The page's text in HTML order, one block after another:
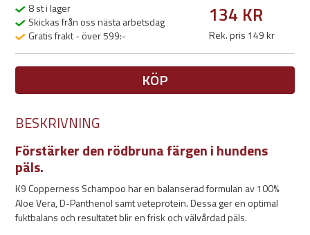
8 st i lager
Skickas från oss nästa arbetsdag
Gratis frakt - över 599:-
134 KR
Rek. pris 149 kr
KÖP
BESKRIVNING
Förstärker den rödbruna färgen i hundens
päls.
K9 Copperness Schampoo har en balanserad formulan av 100%
Aloe Vera, D-Panthenol samt veteprotein. Dessa ger en optimal
fuktbalans och resultatet blir en frisk och välvårdad päls.